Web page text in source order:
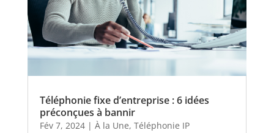
Téléphonie fixe d’entreprise : 6 idées
préconçues à bannir
Fév 7, 2024| À la Une, Téléphonie IP